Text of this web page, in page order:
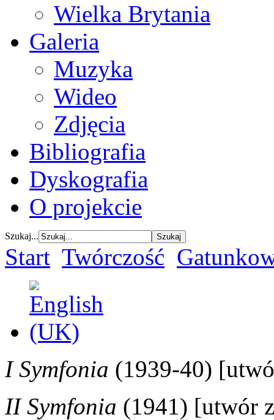
Wielka Brytania
Galeria
Muzyka
Wideo
Zdjęcia
Bibliografia
Dyskografia
O projekcie
Szukaj...
Start Twórczość
I Symfonia (1939-40)
II Symfonia (1941) [utwór